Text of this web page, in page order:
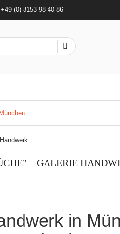
(0) 8153 98 40 86
– GALERIE
in